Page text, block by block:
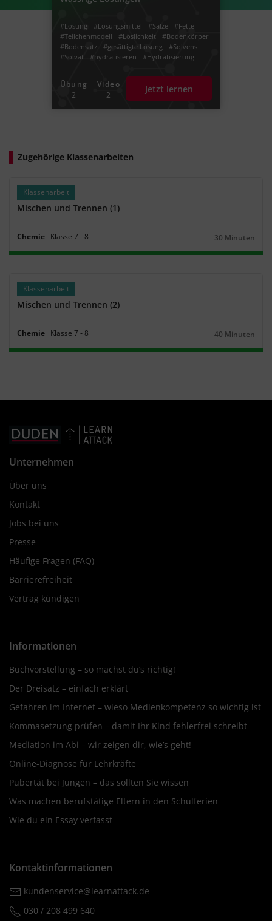
#Lösung #Lösungsmittel #Salze
#Fette
#Teilchenmodell
#Löslichkeit
#Bodenkörper
#Bodensatz
#gesättigte Lösung
#Solvens
#Solvat
#hydratisieren
#Hydratisierung
Übung
2
Video
2
Jetzt lernen
Zugehörige Klassenarbeiten
Klassenarbeit
Mischen und Trennen (1)
Chemie Klasse 7 ‐ 8
Dauer:
30 Minuten
Klassenarbeit
Mischen und Trennen (2)
Chemie Klasse 7 ‐ 8
Dauer:
40 Minuten
Unternehmen
Über uns
Kontakt
Jobs bei uns
Presse
Häufige Fragen (FAQ)
Barrierefreiheit
Vertrag kündigen
Informationen
Buchvorstellung – so machst du’s richtig!
Der Dreisatz – einfach erklärt
Gefahren im Internet – wieso Medienkompetenz so wichtig ist
Kommasetzung prüfen – damit Ihr Kind fehlerfrei schreibt
Mediation im Abi – wir zeigen dir, wie’s geht!
Online-Diagnose für Lehrkräfte
Pubertät bei Jungen – das sollten Sie wissen
Was machen berufstätige Eltern in den Schulferien
Wie du ein Essay verfasst
Kontaktinformationen
kundenservice@learnattack.de
030 / 208 499 640